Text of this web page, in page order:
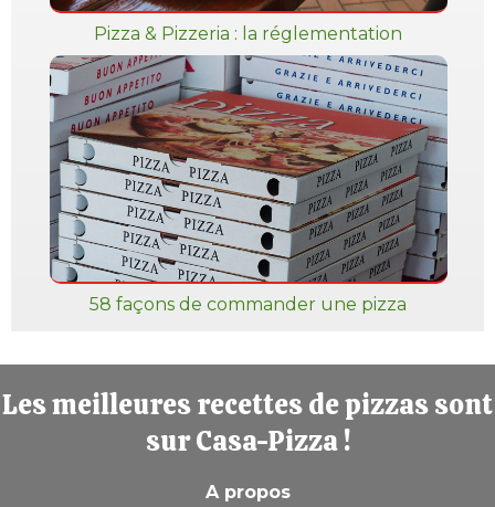
Pizza & Pizzeria : la réglementation
58 façons de commander une pizza
Les meilleures recettes de pizzas sont
sur Casa-Pizza !
A propos